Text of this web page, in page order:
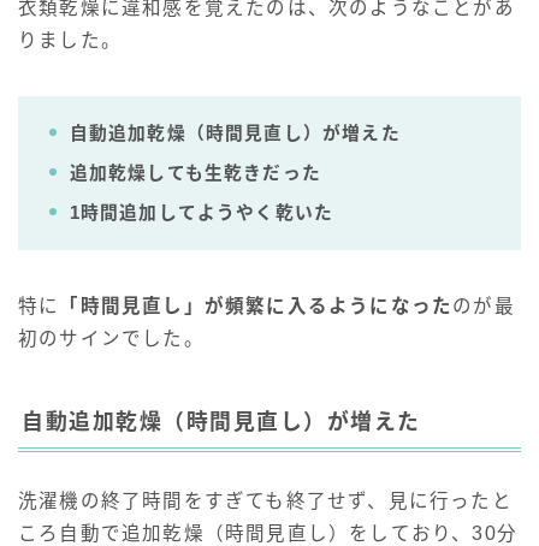
衣類乾燥に違和感を覚えたのは、次のようなことがあ
りました。
自動追加乾燥（時間見直し）が増えた
追加乾燥しても生乾きだった
1時間追加してようやく乾いた
特に 「時間見直し」が頻繁に入るようになった のが最
初のサインでした。
自動追加乾燥（時間見直し）が増えた
洗濯機の終了時間をすぎても終了せず、見に行ったと
ころ自動で追加乾燥（時間見直し）をしており、30分